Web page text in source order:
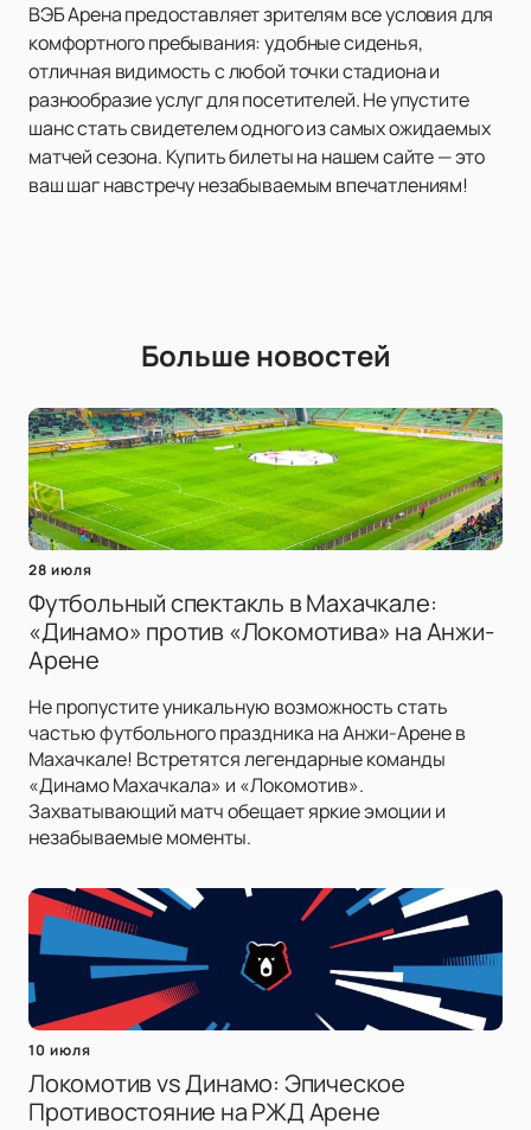
ВЭБ Арена предоставляет зрителям все условия для
комфортного пребывания: удобные сиденья,
отличная видимость с любой точки стадиона и
разнообразие услуг для посетителей. Не упустите
шанс стать свидетелем одного из самых ожидаемых
матчей сезона. Купить билеты на нашем сайте — это
ваш шаг навстречу незабываемым впечатлениям!
Больше новостей
28 июля
Футбольный спектакль в Махачкале:
«Динамо» против «Локомотива» на Анжи-
Арене
Не пропустите уникальную возможность стать
частью футбольного праздника на Анжи-Арене в
Махачкале! Встретятся легендарные команды
«Динамо Махачкала» и «Локомотив».
Захватывающий матч обещает яркие эмоции и
незабываемые моменты.
10 июля
Локомотив vs Динамо: Эпическое
Противостояние на РЖД Арене